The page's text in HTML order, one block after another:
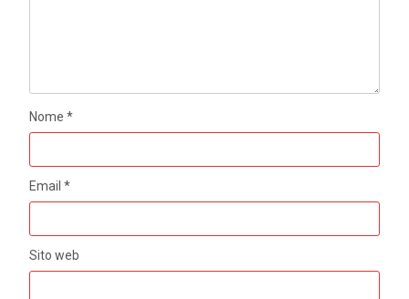
Nome*
Email*
Sito web